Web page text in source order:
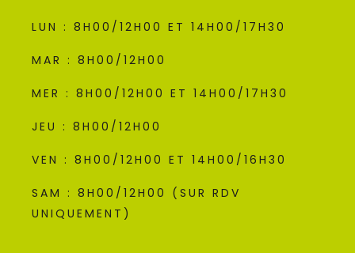
LUN : 8H00/12H00 ET 14H00/17H30
MAR : 8H00/12H00
MER : 8H00/12H00 ET 14H00/17H30
JEU : 8H00/12H00
VEN : 8H00/12H00 ET 14H00/16H30
SAM : 8H00/12H00 (SUR RDV
UNIQUEMENT)